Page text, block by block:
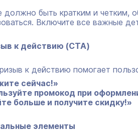
должно быть кратким и четким,
Включите все важные
к действию (CTA)
к действию помогает
сейчас!»
промокод при
больше и получите скидку!»
элементы